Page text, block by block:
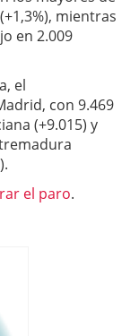
mientras
en 2.009
el
con 9.469
(+9.015) y
el paro.